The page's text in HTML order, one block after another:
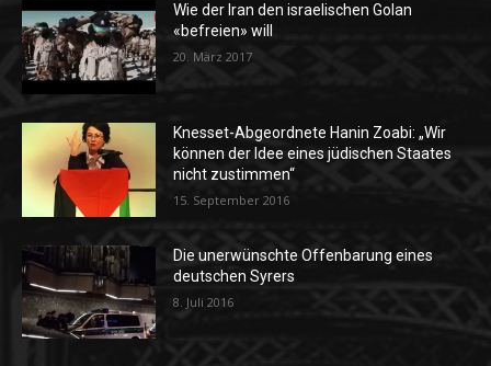
Wie der Iran den israelischen Golan
«befreien» will
20. März 2017
Knesset-Abgeordnete Hanin Zoabi: „Wir
können der Idee eines jüdischen Staates
nicht zustimmen“
15. September 2016
Die unerwünschte Offenbarung eines
deutschen Syrers
8. Juli 2016